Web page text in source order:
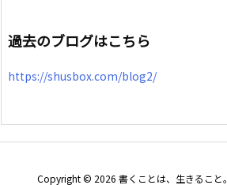
過去のブログはこちら
https://shusbox.com/blog2/
Copyright © 2026 書くことは、生きること。